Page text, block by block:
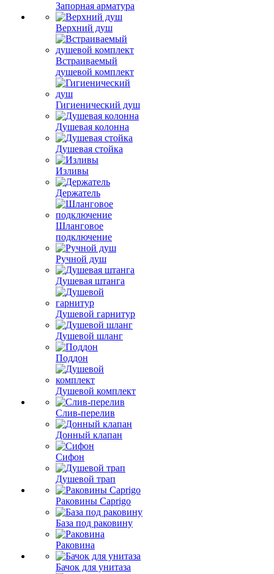
Запорная арматура
Верхний душ
Встраиваемый
душевой комплект
Гигиенический душ
Душевая колонна
Душевая стойка
Изливы
Держатель
Шланговое
подключение
Ручной душ
Душевая штанга
Душевой гарнитур
Душевой шланг
Поддон
Душевой комплект
Слив-перелив
Донный клапан
Сифон
Душевой трап
Раковины Caprigo
База под раковину
Раковина
Бачок для унитаза